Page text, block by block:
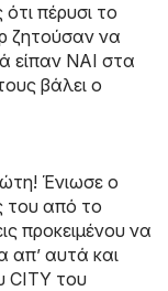
πέρυσι το
ζητούσαν να
είπαν ΝΑΙ στα
βάλει ο
Ένιωσε ο
του από το
προκειμένου να
απ’ αυτά και
του